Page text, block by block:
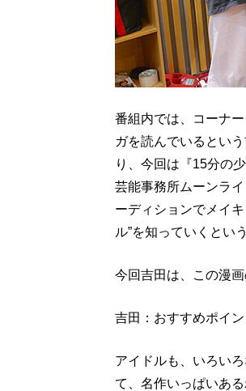
番組内では、コーナ
ガを読んでいるとい
り、今回は『15分の
芸能事務所ムーンラ
ーディションでメイ
ル”を知っていくとい
今回吉田は、この漫
吉田：おすすめポイン
アイドルも、いろい
て、名作いっぱいあ